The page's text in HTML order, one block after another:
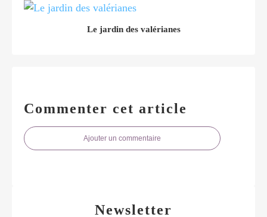
Le jardin des valérianes
Commenter cet article
Ajouter un commentaire
Newsletter